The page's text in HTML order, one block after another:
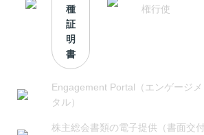
種
証
明
書
権行使
Engagement Portal（エンゲージ
タル）
株主総会書類の電子提供（書面交付